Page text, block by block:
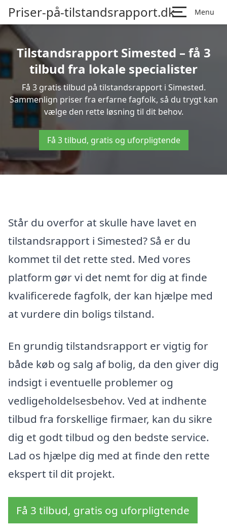
Priser-på-tilstandsrapport.dk Menu
Tilstandsrapport Simested – få 3
tilbud fra lokale specialister
Få 3 gratis tilbud på tilstandsrapport i Simested.
Sammenlign priser fra erfarne fagfolk, så du trygt kan
vælge den rette løsning til dit behov.
Få 3 tilbud, gratis og uforpligtende
Står du overfor at skulle have lavet en
tilstandsrapport i Simested? Så er du
kommet til det rette sted. Med vores
platform gør vi det nemt for dig at finde
kvalificerede fagfolk, der kan hjælpe med
at vurdere din boligs tilstand.
En grundig tilstandsrapport er vigtig for
både køb og salg af bolig, da den giver dig
indsigt i eventuelle problemer og
vedligeholdelsesbehov. Ved at indhente
tilbud fra forskellige firmaer, kan du sikre
dig et godt tilbud og den bedste service.
Lad os hjælpe dig med at finde den rette
ekspert til dit projekt.
Få 3 tilbud, gratis og uforpligtende